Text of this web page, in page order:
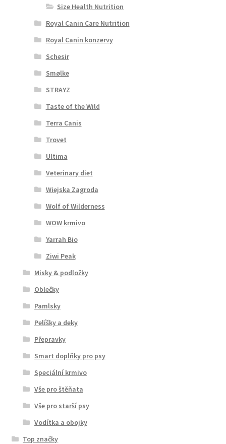
Size Health Nutrition
Royal Canin Care Nutrition
Royal Canin konzervy
Schesir
Smølke
STRAYZ
Taste of the Wild
Terra Canis
Trovet
Ultima
Veterinary diet
Wiejska Zagroda
Wolf of Wilderness
WOW krmivo
Yarrah Bio
Ziwi Peak
Misky & podložky
Oblečky
Pamlsky
Pelíšky a deky
Přepravky
Smart doplňky pro psy
Speciální krmivo
Vše pro štěňata
Vše pro starší psy
Vodítka a obojky
Top značky